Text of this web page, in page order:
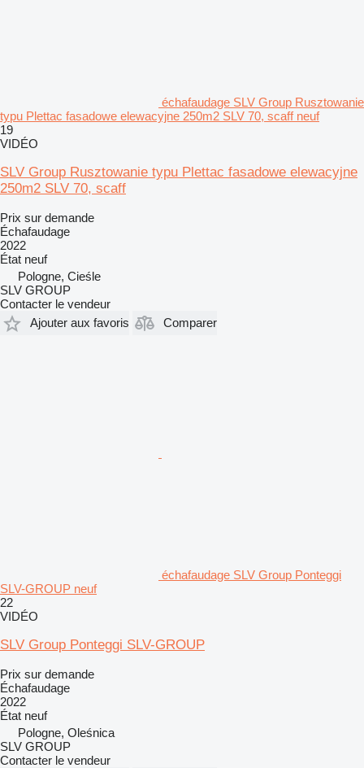
échafaudage SLV Group Rusztowanie
typu Plettac fasadowe elewacyjne 250m2 SLV 70, scaff neuf
19
VIDÉO
SLV Group Rusztowanie typu Plettac fasadowe elewacyjne
250m2 SLV 70, scaff
Prix sur demande
Échafaudage
2022
État neuf
Pologne, Cieśle
SLV GROUP
Contacter le vendeur
Ajouter aux favoris
Comparer
échafaudage SLV Group Ponteggi
SLV-GROUP neuf
22
VIDÉO
SLV Group Ponteggi SLV-GROUP
Prix sur demande
Échafaudage
2022
État neuf
Pologne, Oleśnica
SLV GROUP
Contacter le vendeur